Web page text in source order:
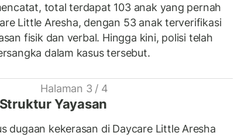
total terdapat 103 anak yang pernah
Little Aresha, dengan 53 anak terverifikasi
fisik dan verbal. Hingga kini, polisi telah
dalam kasus tersebut.
Halaman 3 / 4
Yayasan
dugaan kekerasan di Daycare Little Aresha